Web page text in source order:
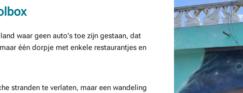
waar geen auto’s toe zijn gestaan, dat
één dorpje met enkele restaurantjes en
stranden te verlaten, maar een wandeling